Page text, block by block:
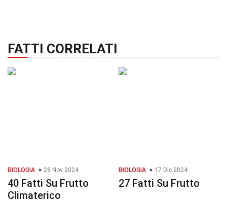
FATTI CORRELATI
BIOLOGIA 28 Nov 2024
40 Fatti Su Frutto
Climaterico
BIOLOGIA 17 Dic 2024
27 Fatti Su Frutto